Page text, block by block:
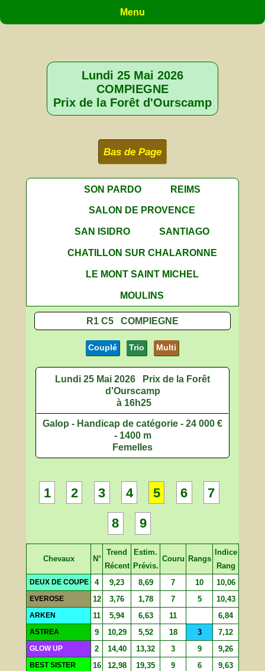
Menu
Lundi 25 Mai 2026
COMPIEGNE
Prix de la Forêt d'Ourscamp
Bas de Page
SON PARDO
REIMS
SALON DE PROVENCE
SAN ISIDRO
SANTIAGO
CHATILLON SUR CHALARONNE
LE MONT SAINT MICHEL
MOULINS
R1 C5 COMPIEGNE
Couplé Trio Multi
Lundi 25 Mai 2026
Prix de la Forêt
d'Ourscamp
à 16h25
Galop - Handicap de catégorie - 24 000 €
- 1400 m
Femelles
1 2 3 4 5 6 7
8 9
Chevaux N°
Trend
Récent
Estim.
Prévis.
Couru Rangs
Indice
Rang
DEUX DE COUPE 4 9,23 8,69 7 10 10,06
EVEROSE 12 3,76 1,78 7 5 10,43
ARKEN 11 5,94 6,63 11 6,84
ASTREA 9 10,29 5,52 18 3 7,12
GLOW UP 2 14,40 13,32 3 9 9,26
BEST SISTER 16 12,98 19,35 9 6 9,63